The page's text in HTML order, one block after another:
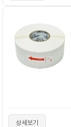
상세보기